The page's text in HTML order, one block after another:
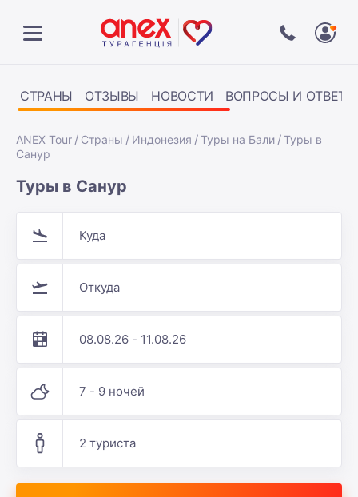
СТРАНЫ ОТЗЫВЫ НОВОСТИ ВОПРОСЫ И ОТВЕТЫ
ANEX Tour Страны Индонезия Туры на Бали
Туры в
Санур
Туры в Санур
Куда
Откуда
08.08.26 - 11.08.26
7 - 9 ночей
2 туриста